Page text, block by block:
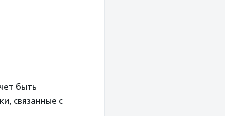
быть
связанные с